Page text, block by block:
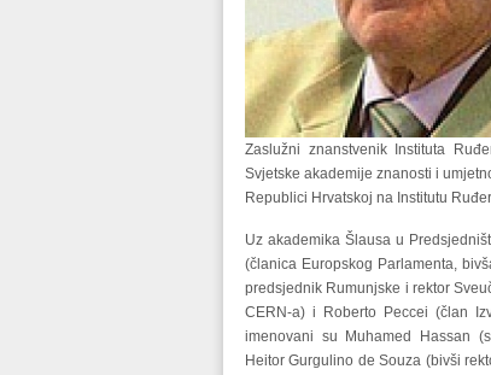
Zaslužni znanstvenik Instituta
Svjetske akademije znanosti i
Republici Hrvatskoj na Institutu
Uz akademika Šlausa u
(članica Europskog Parlamenta,
predsjednik Rumunjske i rektor
CERN-a) i Roberto Peccei (član
imenovani su Muhamed Hassan
Heitor Gurgulino de Souza (bivši